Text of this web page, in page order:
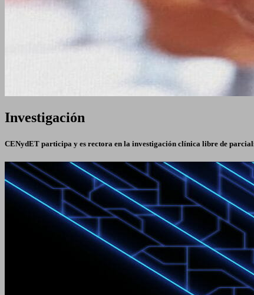
Investigación
CENydET participa y es rectora en la investigación clínica libre de